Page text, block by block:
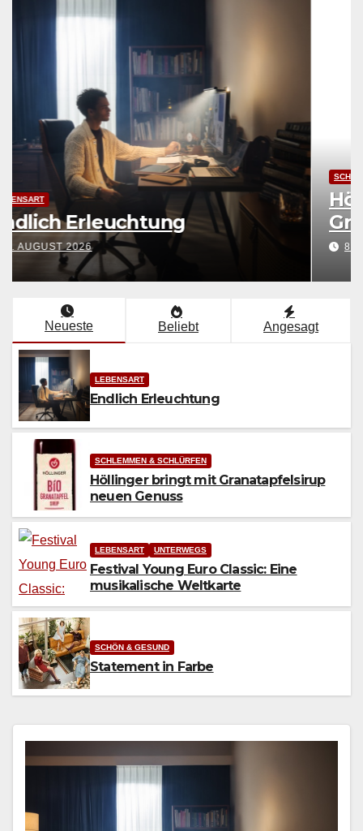
LEBENSART
Endlich Erleuchtung
8. AUGUST 2026
Neueste Beliebt Angesagt
LEBENSART
Endlich Erleuchtung
SCHLEMMEN & SCHLÜRFEN
Höllinger bringt mit Granatapfelsirup
neuen Genuss
LEBENSART UNTERWEGS
Festival Young Euro Classic: Eine
musikalische Weltkarte
SCHÖN & GESUND
Statement in Farbe